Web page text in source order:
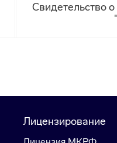
Свидетельство
Лицензирование